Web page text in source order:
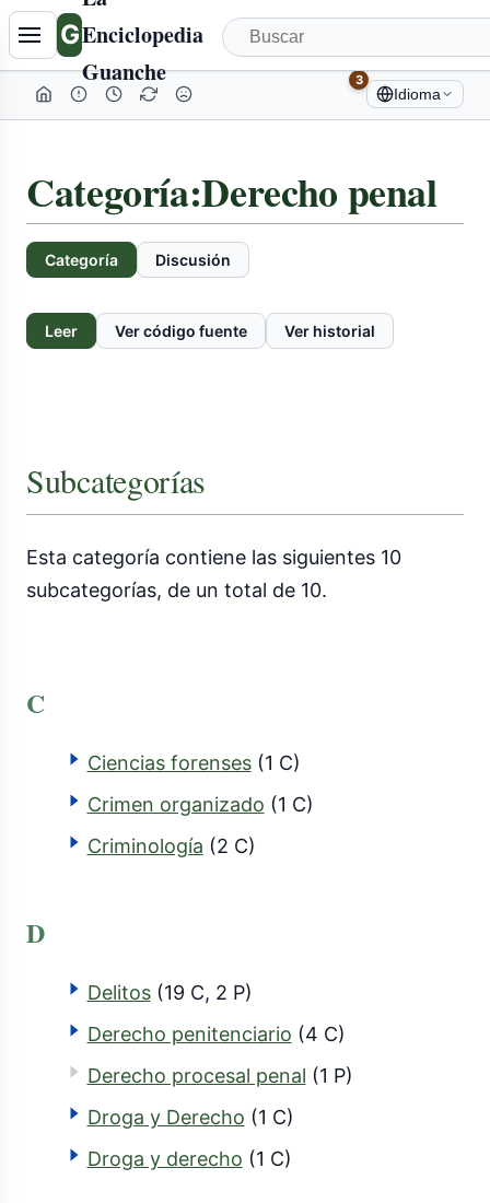
GEnciclopedia
Guanche
3
Idioma
Categoría:Derecho penal
Categoría Discusión
Leer Ver código fuente Ver historial
Subcategorías
Esta categoría contiene las siguientes 10
subcategorías, de un total de 10.
C
Ciencias forenses (1 C)
Crimen organizado (1 C)
Criminología (2 C)
D
Delitos (19 C, 2 P)
Derecho penitenciario (4 C)
Derecho procesal penal (1 P)
Droga y Derecho (1 C)
Droga y derecho (1 C)